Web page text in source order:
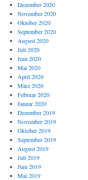
Dezember 2020
November 2020
Oktober 2020
September 2020
August 2020
Juli 2020
Juni 2020
Mai 2020
April 2020
März 2020
Februar 2020
Januar 2020
Dezember 2019
November 2019
Oktober 2019
September 2019
August 2019
Juli 2019
Juni 2019
Mai 2019